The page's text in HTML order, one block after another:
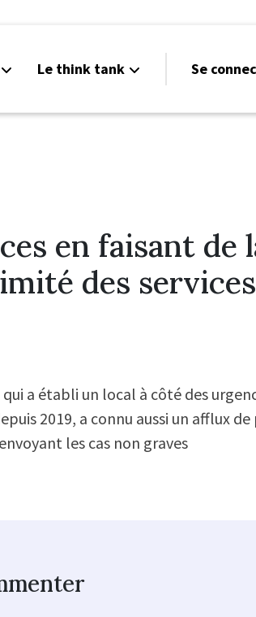
Le think tank Se
en faisant de
des services
a établi un local à côté des
2019, a connu aussi un afflux
les cas non graves